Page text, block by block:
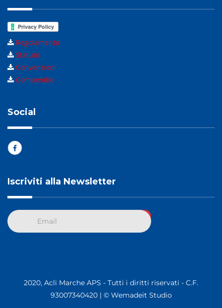
Regolamento
Statuto
Convenzioni
Compendio
Social
Iscriviti alla Newsletter
2020, Acli Marche APS - Tutti i diritti riservati - C.F.
93007340420 | © Wemadeit Studio